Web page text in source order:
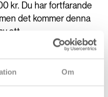
Om
kr. Du har fortfarande
det kommer denna
ett
kommer
1 000 000 kr,
och vi betalar för din